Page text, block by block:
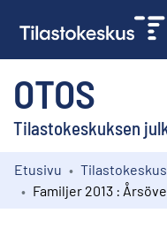
OTOS
Tilastokeskuksen
Kokoelmat
Etusivu Tilastokeskus
Familjer 2013 :